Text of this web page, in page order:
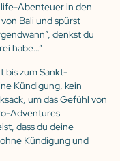
Abenteuer in den
Bali und spürst
denkst du
habe…”
bis zum Sankt-
Kündigung, kein
um das Gefühl von
Adventures
dass du deine
Kündigung und